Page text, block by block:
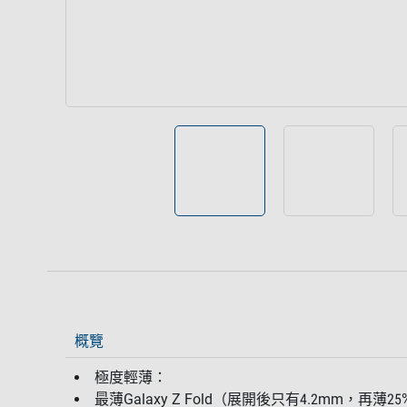
概覽
極度輕薄：
最薄Galaxy Z Fold（展開後只有4.2mm，再薄